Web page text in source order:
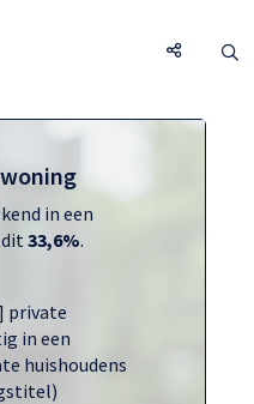
in een
33,6%.
private
in een
huishoudens